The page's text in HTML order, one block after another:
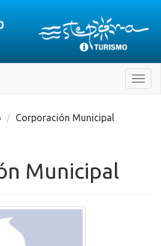
página
Turística
Toggle
Corporación Municipal
Municipal